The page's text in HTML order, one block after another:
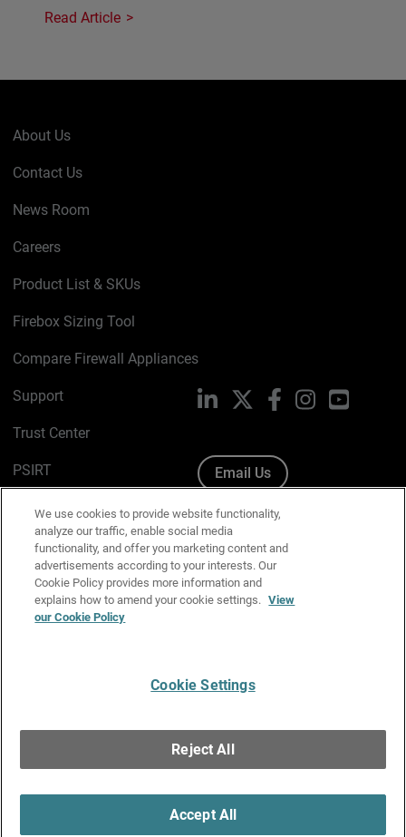
Read Article
About Us
Contact Us
News Room
Careers
Product List & SKUs
Firebox Sizing Tool
Compare Firewall Appliances
Support
Trust Center
PSIRT
Cookie Policy
Privacy Policy
Media & Brand Kit
Manage Email Preferences
LinkedIn FacebookInstagramYouTube
Email Us
Rights Reserved.
We use cookies to provide website functionality,
analyze our traffic, enable social media
functionality, and offer you marketing content and
advertisements according to your interests. Our
Cookie Policy provides more information and
explains how to amend your cookie settings. View
our Cookie Policy
Cookie Settings
Reject All
Accept All